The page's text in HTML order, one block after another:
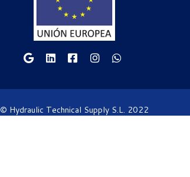
© Hydraulic Technical Supply S.L. 2022